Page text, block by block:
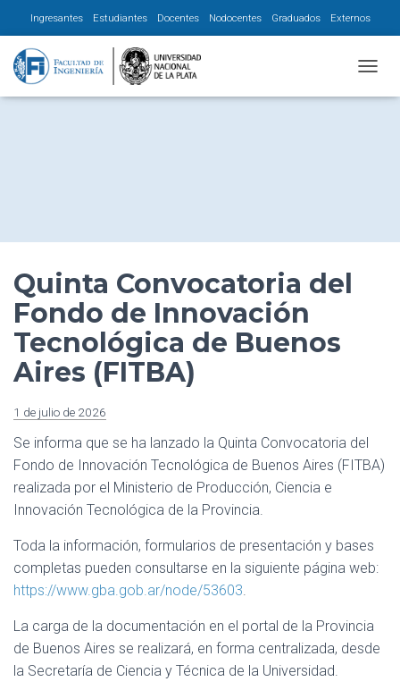
Ingresantes Estudiantes Docentes Nodocentes Graduados Externos
Quinta Convocatoria del
Fondo de Innovación
Tecnológica de Buenos
Aires (FITBA)
1 de julio de 2026
Se informa que se ha lanzado la Quinta Convocatoria del
Fondo de Innovación Tecnológica de Buenos Aires (FITBA)
realizada por el Ministerio de Producción, Ciencia e
Innovación Tecnológica de la Provincia.
Toda la información, formularios de presentación y bases
completas pueden consultarse en la siguiente página web:
https://www.gba.gob.ar/node/53603.
La carga de la documentación en el portal de la Provincia
de Buenos Aires se realizará, en forma centralizada, desde
la Secretaría de Ciencia y Técnica de la Universidad.